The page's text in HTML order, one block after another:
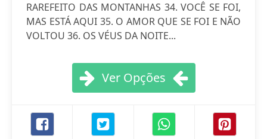
RAREFEITO DAS MONTANHAS 34. VOCÊ SE FOI,
MAS ESTÁ AQUI 35. O AMOR QUE SE FOI E NÃO
VOLTOU 36. OS VÉUS DA NOITE...
Ver Opções